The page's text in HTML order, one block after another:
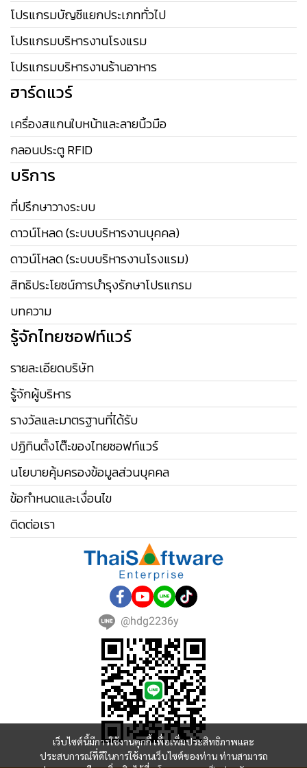
เว็บไซต์นี้มีการใช้งานคุกกี้ เพื่อเพิ่มประสิทธิภาพและ
ประสบการณ์ที่ดีในการใช้งานเว็บไซต์ของท่าน ท่านสามารถ
โปรแกรมบัญชีแยกประเภททั่วไป
โปรแกรมบริหารงานโรงแรม
โปรแกรมบริหารงานร้านอาหาร
ฮาร์ดแวร์
เครื่องสแกนใบหน้าและลายนิ้วมือ
กลอนประตู RFID
บริการ
ที่ปรึกษาวางระบบ
ดาวน์โหลด (ระบบบริหารงานบุคคล)
ดาวน์โหลด (ระบบบริหารงานโรงแรม)
สิทธิประโยชน์การบำรุงรักษาโปรแกรม
บทความ
รู้จักไทยซอฟท์แวร์
รายละเอียดบริษัท
รู้จักผู้บริหาร
รางวัลและมาตรฐานที่ได้รับ
ปฏิทินตั้งโต๊ะของไทยซอฟท์แวร์
นโยบายคุ้มครองข้อมูลส่วนบุคคล
ข้อกำหนดและเงื่อนไข
ติดต่อเรา
@hdg2236y